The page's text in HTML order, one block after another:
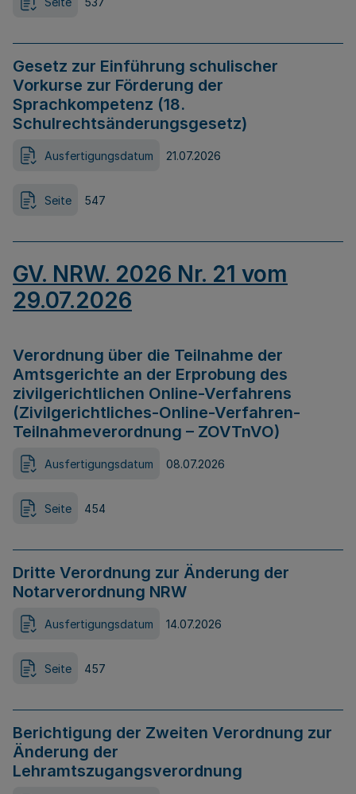
Gesetz zur Einführung schulischer
Vorkurse zur Förderung der
Sprachkompetenz (18.
Schulrechtsänderungsgesetz)
Ausfertigungsdatum 21.07.2026
Seite 547
GV. NRW. 2026 Nr. 21 vom
29.07.2026
Verordnung über die Teilnahme der
Amtsgerichte an der Erprobung des
zivilgerichtlichen Online-Verfahrens
(Zivilgerichtliches-Online-Verfahren-
Teilnahmeverordnung – ZOVTnVO)
Ausfertigungsdatum 08.07.2026
Seite 454
Dritte Verordnung zur Änderung der
Notarverordnung NRW
Ausfertigungsdatum 14.07.2026
Seite 457
Berichtigung der Zweiten Verordnung zur
Änderung der
Lehramtszugangsverordnung